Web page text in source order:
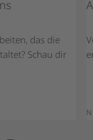
das die
Schau dir